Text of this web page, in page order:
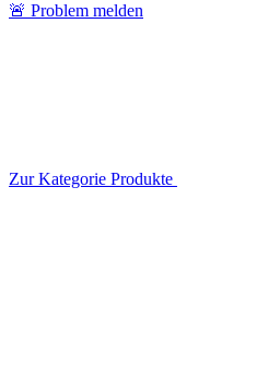
🚨 Problem melden
Zur Kategorie Produkte